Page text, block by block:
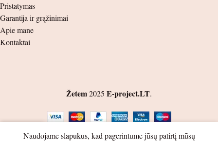
Rankovės ilgis nuo peties siūlės –
31cm. nuo pažastėlės – 27,5cm.
Kakliuko aukštis - 5cm.
Juosmuo ( guma ) – 22cm.
Pristatymas
Garantija ir grąžinimai
Apie mane
Kontaktai
Žetem2025 E-project.LT.
Naudojame slapukus, kad pagerintume jūsų patirtį mūsų